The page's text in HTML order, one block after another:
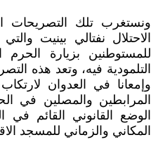
ونستغرب تلك التصريحات
الاحتلال نفتالي بينيت
للمستوطنين بزيارة
التلمودية فيه، وتعد هذه
وإمعانا في العدوان
المرابطين والمصلين في
الوضع القانوني القائم
المكاني والزماني للمسجد